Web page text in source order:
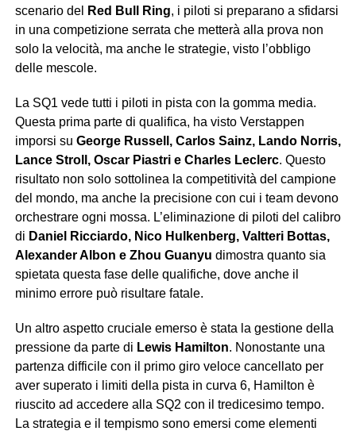
scenario del
Red Bull Ring, i piloti si preparano a sfidarsi
in una competizione serrata che metterà alla prova non
solo la velocità, ma anche le strategie, visto l’obbligo
delle mescole.
La SQ1 vede tutti i piloti in pista con la gomma media.
Questa prima parte di qualifica, ha visto Verstappen
imporsi su George Russell, Carlos Sainz, Lando Norris,
Lance Stroll, Oscar Piastri e Charles Leclerc. Questo
risultato non solo sottolinea la competitività del campione
del mondo, ma anche la precisione con cui i team devono
orchestrare ogni mossa. L’eliminazione di piloti del calibro
di Daniel Ricciardo, Nico Hulkenberg, Valtteri Bottas,
Alexander Albon e Zhou Guanyu dimostra quanto sia
spietata questa fase delle qualifiche, dove anche il
minimo errore può risultare fatale.
Un altro aspetto cruciale emerso è stata la gestione della
pressione da parte di Lewis Hamilton. Nonostante una
partenza difficile con il primo giro veloce cancellato per
aver superato i limiti della pista in curva 6, Hamilton è
riuscito ad accedere alla SQ2 con il tredicesimo tempo.
La strategia e il tempismo sono emersi come elementi